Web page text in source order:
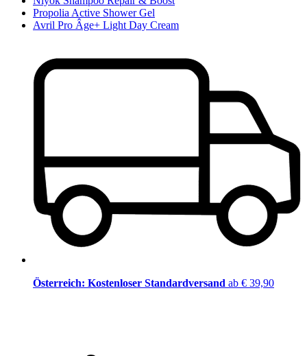
Propolia Active Shower Gel
Avril Pro Âge+ Light Day Cream
Österreich: Kostenloser Standardversand ab € 39,90